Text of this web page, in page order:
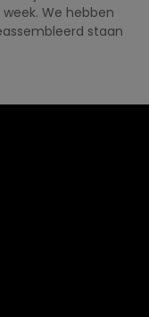
We hebben
staan